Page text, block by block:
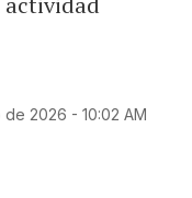
2026 - 10:02 AM